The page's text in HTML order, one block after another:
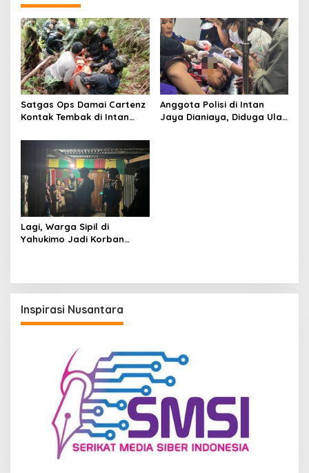
Satgas Ops Damai Cartenz
Kontak Tembak di Intan
Tewas
Anggota Polisi di Intan
Jaya Dianiaya, Diduga Ulah
Lagi, Warga Sipil di
Yahukimo Jadi Korban
Inspirasi Nusantara